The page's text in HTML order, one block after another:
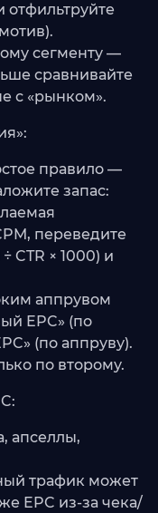
отфильтруйте
сегменту —
сравнивайте
с «рынком».
правило —
запас:
переведите
CTR × 1000) и
аппрувом
EPC» (по
(по аппруву).
по второму.
апселлы,
трафик может
EPC из-за чека/